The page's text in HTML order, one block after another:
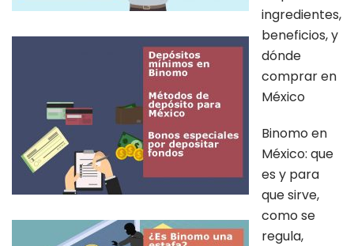
ingredientes,
beneficios, y
dónde
comprar en
México
Binomo en
México: que
es y para
que sirve,
como se
regula,